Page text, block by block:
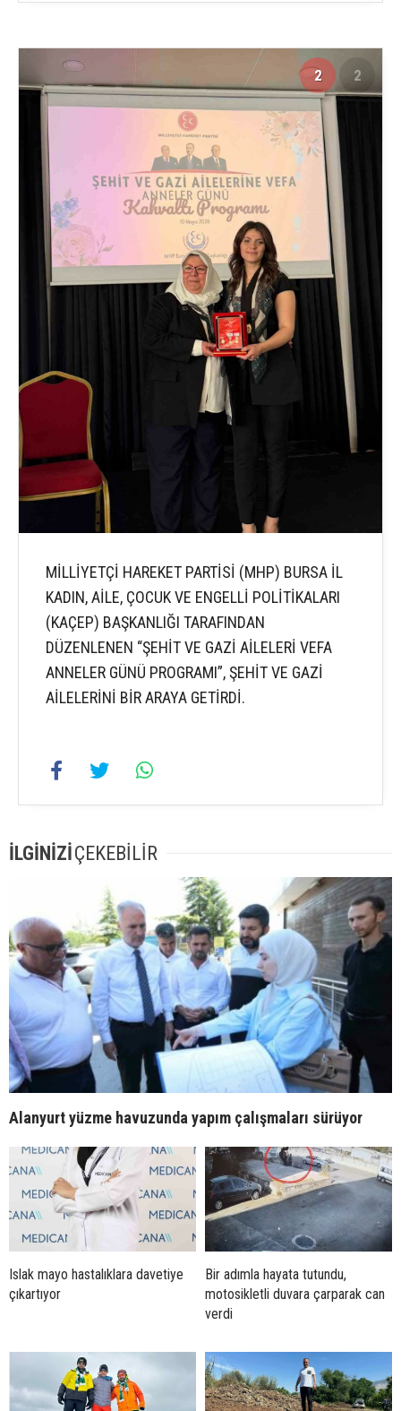
2 2
MİLLİYETÇİ HAREKET PARTİSİ (MHP) BURSA İL
KADIN, AİLE, ÇOCUK VE ENGELLİ POLİTİKALARI
(KAÇEP) BAŞKANLIĞI TARAFINDAN
DÜZENLENEN “ŞEHİT VE GAZİ AİLELERİ VEFA
ANNELER GÜNÜ PROGRAMI”, ŞEHİT VE GAZİ
AİLELERİNİ BİR ARAYA GETİRDİ.
İLGİNİZİÇEKEBİLİR
Alanyurt yüzme havuzunda yapım çalışmaları sürüyor
Islak mayo hastalıklara davetiye
çıkartıyor
Bir adımla hayata tutundu,
motosikletli duvara çarparak can
verdi